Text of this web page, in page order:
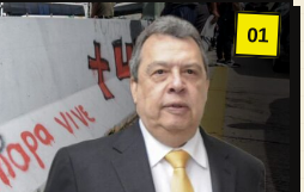
01